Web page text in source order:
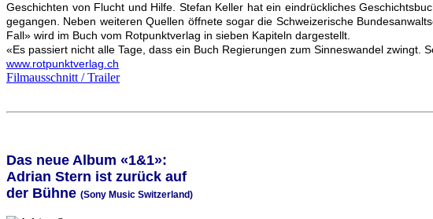
Geschichten von Flucht und Hilfe. Stefan Keller hat ein eindrückliches
gegangen. Neben weiteren Quellen öffnete sogar die Schweizerische
Fall» wird im Buch vom Rotpunktverlag in sieben Kapiteln dargestellt.
«Es passiert nicht alle Tage, dass ein Buch Regierungen zum Sinneswandel zwingt.
www.rotpunktverlag.ch
Filmausschnitt / Trailer
Das neue Album «1&1»:
Adrian Stern ist zurück auf
der Bühne (Sony Music Switzerland)